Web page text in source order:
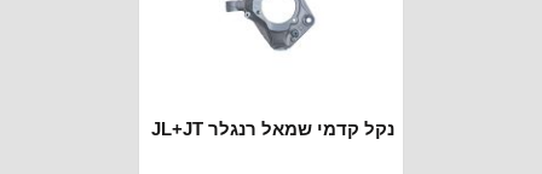
נקל קדמי שמאל רנגלר JL+JT